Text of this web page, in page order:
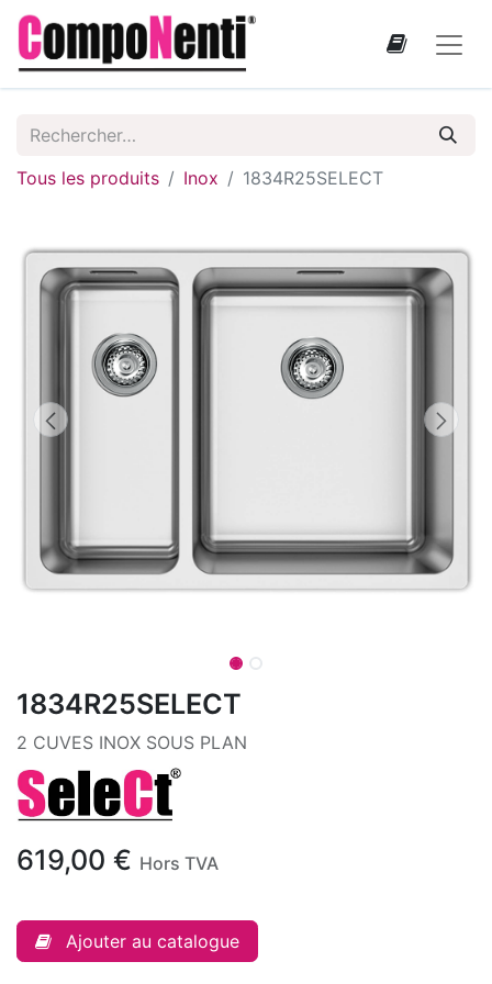
Tous les produits Inox 1834R25SELECT
1834R25SELECT
2 CUVES INOX SOUS PLAN
619,00 € Hors TVA
Ajouter au catalogue